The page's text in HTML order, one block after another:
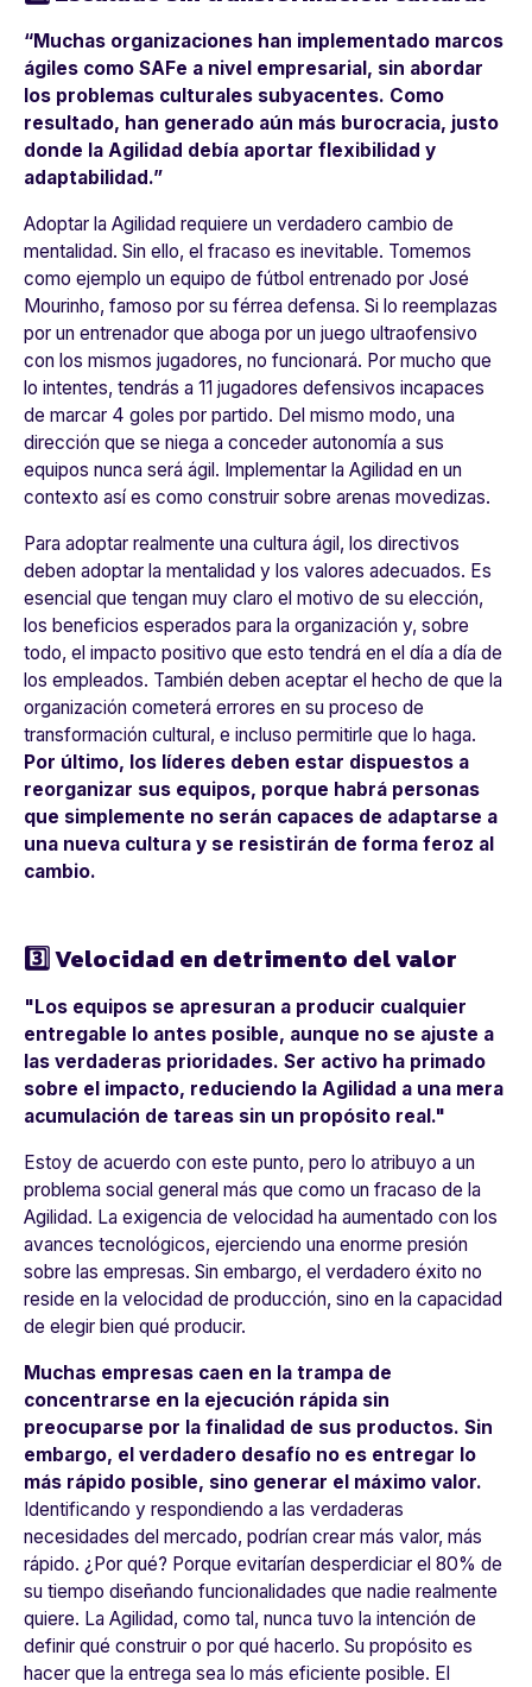
“Muchas organizaciones han implementado marcos
ágiles como SAFe a nivel empresarial, sin abordar
los problemas culturales subyacentes. Como
resultado, han generado aún más burocracia, justo
donde la Agilidad debía aportar flexibilidad y
adaptabilidad.”
Adoptar la Agilidad requiere un verdadero cambio de
mentalidad. Sin ello, el fracaso es inevitable. Tomemos
como ejemplo un equipo de fútbol entrenado por José
Mourinho, famoso por su férrea defensa. Si lo reemplazas
por un entrenador que aboga por un juego ultraofensivo
con los mismos jugadores, no funcionará. Por mucho que
lo intentes, tendrás a 11 jugadores defensivos incapaces
de marcar 4 goles por partido. Del mismo modo, una
dirección que se niega a conceder autonomía a sus
equipos nunca será ágil. Implementar la Agilidad en un
contexto así es como construir sobre arenas movedizas.
Para adoptar realmente una cultura ágil, los directivos
deben adoptar la mentalidad y los valores adecuados. Es
esencial que tengan muy claro el motivo de su elección,
los beneficios esperados para la organización y, sobre
todo, el impacto positivo que esto tendrá en el día a día de
los empleados. También deben aceptar el hecho de que la
organización cometerá errores en su proceso de
transformación cultural, e incluso permitirle que lo haga.
Por último, los líderes deben estar dispuestos a
reorganizar sus equipos, porque habrá personas
que simplemente no serán capaces de adaptarse a
una nueva cultura y se resistirán de forma feroz al
cambio.
3️⃣ Velocidad en detrimento del valor
"Los equipos se apresuran a producir cualquier
entregable lo antes posible, aunque no se ajuste a
las verdaderas prioridades. Ser activo ha primado
sobre el impacto, reduciendo la Agilidad a una mera
acumulación de tareas sin un propósito real."
Estoy de acuerdo con este punto, pero lo atribuyo a un
problema social general más que como un fracaso de la
Agilidad. La exigencia de velocidad ha aumentado con los
avances tecnológicos, ejerciendo una enorme presión
sobre las empresas. Sin embargo, el verdadero éxito no
reside en la velocidad de producción, sino en la capacidad
de elegir bien qué producir.
Muchas empresas caen en la trampa de
concentrarse en la ejecución rápida sin
preocuparse por la finalidad de sus productos. Sin
embargo, el verdadero desafío no es entregar lo
más rápido posible, sino generar el máximo valor.
Identificando y respondiendo a las verdaderas
necesidades del mercado, podrían crear más valor, más
rápido. ¿Por qué? Porque evitarían desperdiciar el 80% de
su tiempo diseñando funcionalidades que nadie realmente
quiere. La Agilidad, como tal, nunca tuvo la intención de
definir qué construir o por qué hacerlo. Su propósito es
hacer que la entrega sea lo más eficiente posible. El